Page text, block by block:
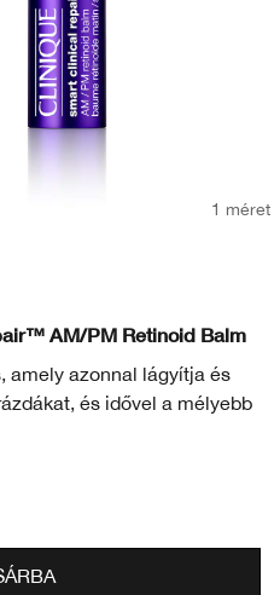
1 méret
AM/PM Retinoid Balm
amely azonnal lágyítja és
és idővel a mélyebb